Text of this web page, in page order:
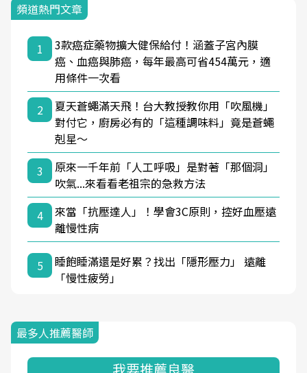
頻道熱門文章
1
3款癌症藥物擴大健保給付！涵蓋子宮內膜
癌、血癌與肺癌，每年最高可省454萬元，適
用條件一次看
2
夏天蒼蠅滿天飛！台大教授教你用「吹風機」
對付它，廚房必有的「這種調味料」竟是蒼蠅
剋星～
3
原來一千年前「人工呼吸」是對著「那個洞」
吹氣...來看看老祖宗的急救方法
4
來當「抗壓達人」！學會3C原則，控好血壓遠
離慢性病
5
睡飽睡滿還是好累？找出「隱形壓力」 遠離
「慢性疲勞」
最多人推薦醫師